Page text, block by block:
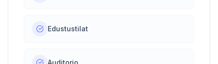
Edustustilat